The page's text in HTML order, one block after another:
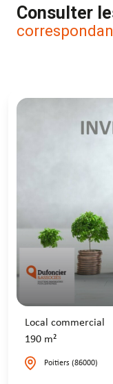
Consulter
Local commercial
190 m²
Poitiers (86000)